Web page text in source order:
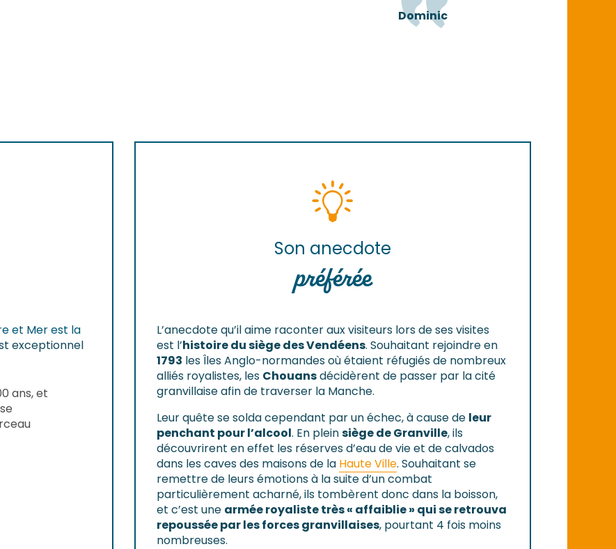
Dominic
et Mer est la
exceptionnel
ans, et
Son anecdote
préférée
L’anecdote qu’il aime raconter aux visiteurs lors de ses visites
est l’histoire du siège des Vendéens. Souhaitant rejoindre en
1793 les Îles Anglo-normandes où étaient réfugiés de nombreux
alliés royalistes, les Chouansdécidèrent de passer par la cité
granvillaise afin de traverser la Manche.
Leur quête se solda cependant par un échec, à cause de leur
penchant pour l’alcool. En pleinsiège de Granville, ils
découvrirent en effet les réserves d’eau de vie et de calvados
dans les caves des maisons de la Haute Ville. Souhaitant se
remettre de leurs émotions à la suite d’un combat
particulièrement acharné, ils tombèrent donc dans la boisson,
et c’est une armée royaliste très « affaiblie » qui se retrouva
repoussée par les forces granvillaises, pourtant 4 fois moins
nombreuses.